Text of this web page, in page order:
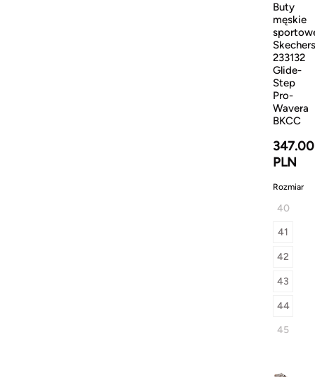
Buty
męskie
Skechers
233132
Glide-
Step
Pro-
Wavera
BKCC
347.00
PLN
Rozmiar
40
41
42
43
44
45